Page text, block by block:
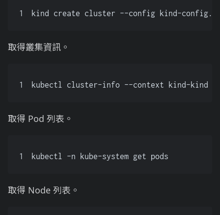
1 kind create cluster --config kind-
取得叢集資訊。
1 kubectl cluster-info --context kind-kind
取得 Pod 列表。
1 kubectl -n kube-system get pods
取得 Node 列表。